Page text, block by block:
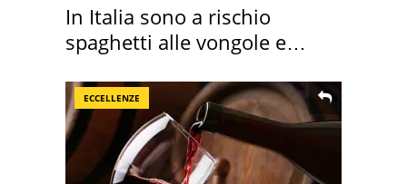
In Italia sono a rischio
spaghetti alle vongole e
ECCELLENZE